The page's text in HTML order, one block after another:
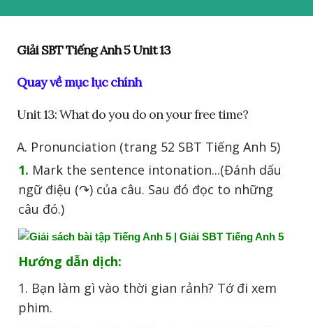
Giải SBT Tiếng Anh 5 Unit 13
Quay về mục lục chính
Unit 13: What do you do on your free time?
A. Pronunciation (trang 52 SBT Tiếng Anh 5)
1. Mark the sentence intonation...(Đánh dấu
ngữ điệu (↷) của câu. Sau đó đọc to những
câu đó.)
Hướng dẫn dịch:
1. Bạn làm gì vào thời gian rảnh? Tớ đi xem
phim.